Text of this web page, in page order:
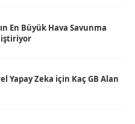
En Büyük Hava Savunma
Yapay Zeka için Kaç GB Alan